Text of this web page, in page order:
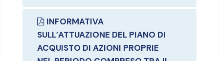
INFORMATIVA
SULL’ATTUAZIONE DEL PIANO DI
ACQUISTO DI AZIONI PROPRIE